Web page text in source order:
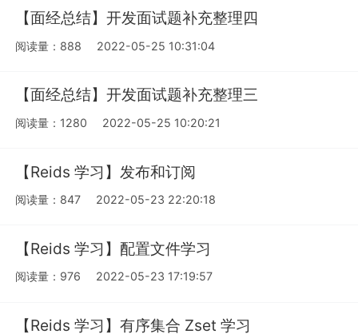
【面经总结】开发面试题补充整理四
阅读量：888 2022-05-25 10:31:04
【面经总结】开发面试题补充整理三
阅读量：1280 2022-05-25 10:20:21
【Reids 学习】发布和订阅
阅读量：847 2022-05-23 22:20:18
【Reids 学习】配置文件学习
阅读量：976 2022-05-23 17:19:57
【Reids 学习】有序集合 Zset 学习